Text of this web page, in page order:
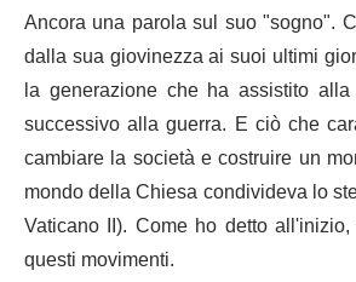
Ancora una parola sul suo "sogno".
dalla sua giovinezza ai suoi ultimi
la generazione che ha assistito
successivo alla guerra. E ciò che
cambiare la società e costruire un
mondo della Chiesa condivideva lo
Vaticano II). Come ho detto
questi movimenti.